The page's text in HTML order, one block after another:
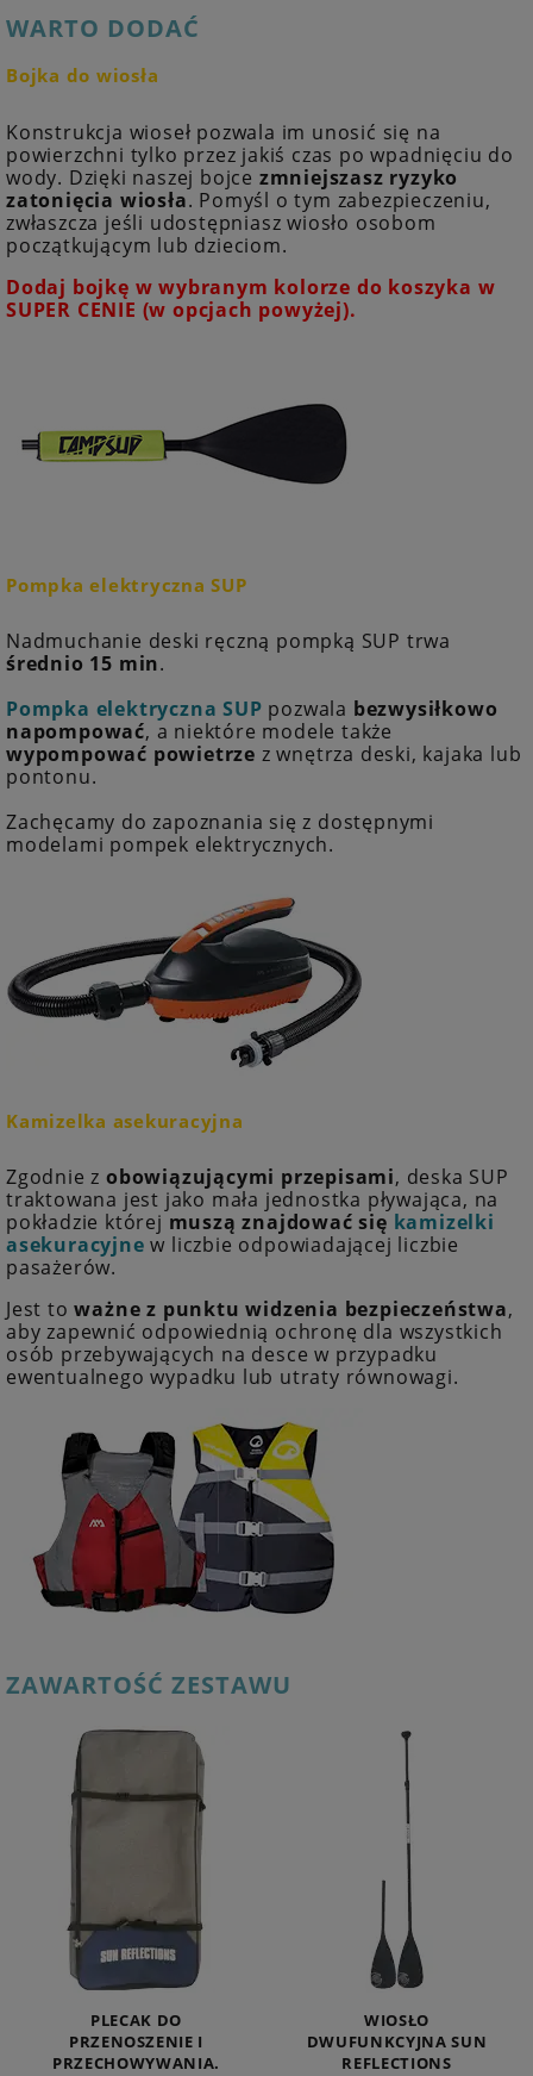
WARTO DODAĆ
Bojka do wiosła
Konstrukcja wioseł pozwala im unosić się na
powierzchni tylko przez jakiś czas po wpadnięciu do
wody. Dzięki naszej bojce zmniejszasz ryzyko
zatonięcia wiosła. Pomyśl o tym zabezpieczeniu,
zwłaszcza jeśli udostępniasz wiosło osobom
początkującym lub dzieciom.
Dodaj bojkę w wybranym kolorze do koszyka w
SUPER CENIE (w opcjach powyżej).
Pompka elektryczna SUP
Nadmuchanie deski ręczną pompką SUP trwa
średnio 15 min.
Pompka elektryczna SUP pozwala bezwysiłkowo
napompować, a niektóre modele także
wypompować powietrze z wnętrza deski, kajaka lub
pontonu.
Zachęcamy do zapoznania się z dostępnymi
modelami pompek elektrycznych.
Kamizelka asekuracyjna
Zgodnie z obowiązującymi przepisami, deska SUP
traktowana jest jako mała jednostka pływająca, na
pokładzie której muszą znajdować się kamizelki
asekuracyjne w liczbie odpowiadającej liczbie
pasażerów.
Jest toważne z punktu widzenia bezpieczeństwa,
aby zapewnić odpowiednią ochronę dla wszystkich
osób przebywających na desce w przypadku
ewentualnego wypadku lub utraty równowagi.
ZAWARTOŚĆ ZESTAWU
PLECAK DO
PRZENOSZENIE I
PRZECHOWYWANIA.
WIOSŁO
DWUFUNKCYJNA SUN
REFLECTIONS